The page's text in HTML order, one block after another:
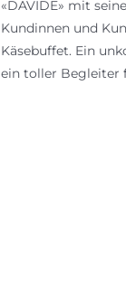
«DAVIDE» mit
Kundinnen und
Käsebuffet. Ein
ein toller Begleiter